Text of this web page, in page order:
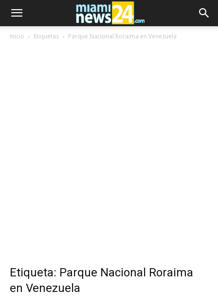
Inicio Etiquetas Parque Nacional Roraima en Venezuela
Etiqueta: Parque Nacional Roraima
en Venezuela